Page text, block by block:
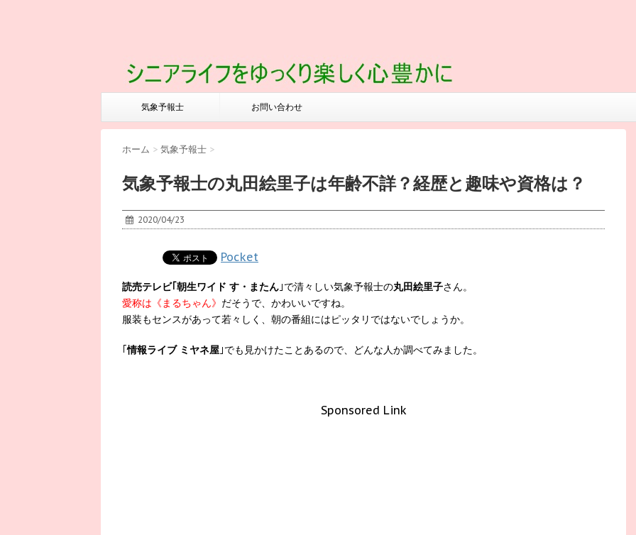
気象予報士 お問い合わせ
ホーム > 気象予報士 >
気象予報士の丸田絵里子は年齢不詳？経歴と趣味や資格は？
2020/04/23
Pocket
読売テレビ｢朝生ワイド す・またん ｣で清々しい気象予報士の丸田絵里子さん。
愛称は《まるちゃん》 だそうで、かわいいですね。
服装もセンスがあって若々しく、朝の番組にはピッタリではないでしょうか。
｢情報ライブ ミヤネ屋 ｣でも見かけたことあるので、どんな人か調べてみました。
Sponsored Link